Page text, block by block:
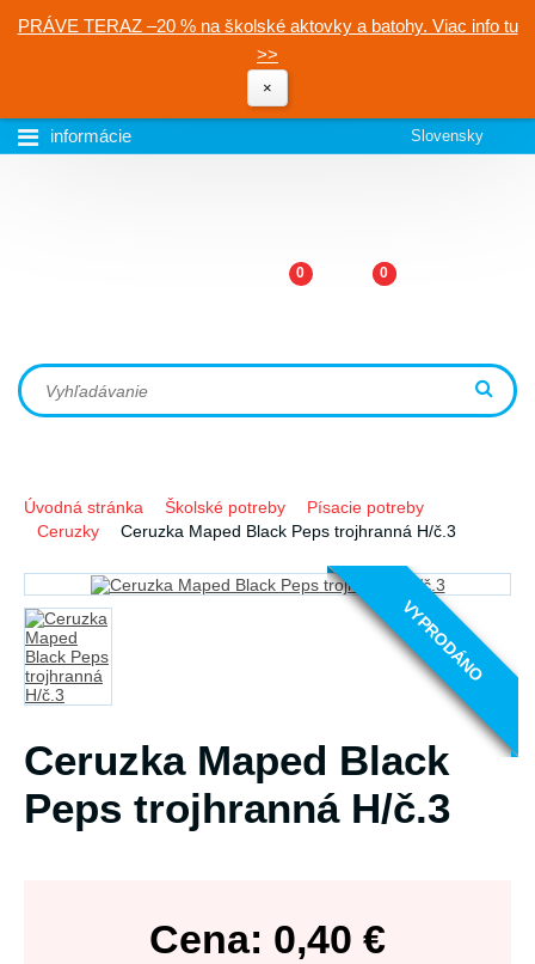
PRÁVE TERAZ –20 % na školské aktovky a batohy. Viac info tu
>>
×
informácie Slovensky
0 0
Úvodná stránka Školské potreby
Písacie potreby
Ceruzky
Ceruzka Maped Black Peps trojhranná H/č.3
VYPRODÁNO
Ceruzka Maped Black
Peps trojhranná H/č.3
Cena: 0,40 €